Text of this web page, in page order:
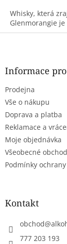
Whisky, která
Glenmorangie
Z
Informace
Prodejna
Vše o nákupu
Doprava a platba
Reklamace a
Moje objednávka
Všeobecné
Podmínky
Kontakt
obchod@
777 203 193